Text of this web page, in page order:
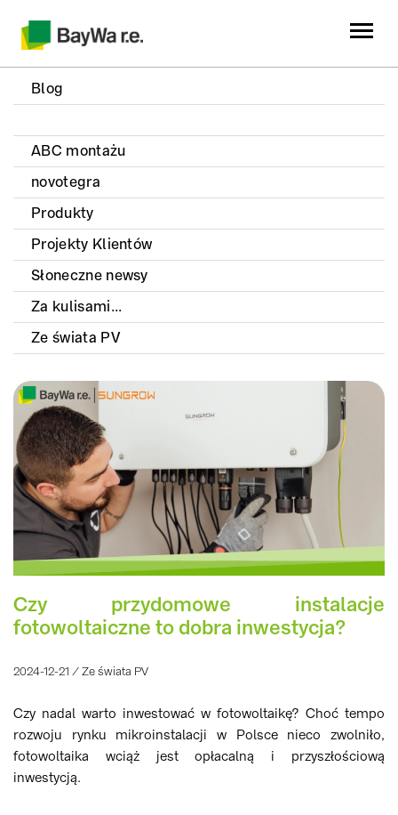
Blog
ABC montażu
novotegra
Produkty
Projekty Klientów
Słoneczne newsy
Za kulisami...
Ze świata PV
Czy przydomowe instalacje
fotowoltaiczne to dobra inwestycja?
2024-12-21 / Ze świata PV
Czy nadal warto inwestować w fotowoltaikę? Choć tempo
rozwoju rynku mikroinstalacji w Polsce nieco zwolniło,
fotowoltaika wciąż jest opłacalną i przyszłościową
inwestycją.